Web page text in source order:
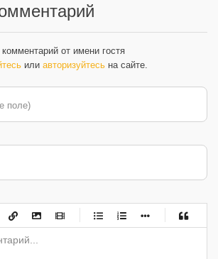
от имени гостя
или авторизуйтесь на сайте.
поле)
-
-